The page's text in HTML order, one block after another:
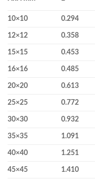
10×10 0.294
12×12 0.358
15×15 0.453
16×16 0.485
20×20 0.613
25×25 0.772
30×30 0.932
35×35 1.091
40×40 1.251
45×45 1.410